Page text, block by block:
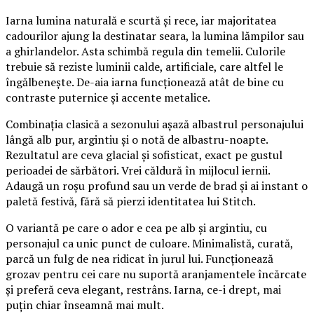
Iarna lumina naturală e scurtă și rece, iar majoritatea
cadourilor ajung la destinatar seara, la lumina lămpilor sau
a ghirlandelor. Asta schimbă regula din temelii. Culorile
trebuie să reziste luminii calde, artificiale, care altfel le
îngălbenește. De-aia iarna funcționează atât de bine cu
contraste puternice și accente metalice.
Combinația clasică a sezonului așază albastrul personajului
lângă alb pur, argintiu și o notă de albastru-noapte.
Rezultatul are ceva glacial și sofisticat, exact pe gustul
perioadei de sărbători. Vrei căldură în mijlocul iernii.
Adaugă un roșu profund sau un verde de brad și ai instant o
paletă festivă, fără să pierzi identitatea lui Stitch.
O variantă pe care o ador e cea pe alb și argintiu, cu
personajul ca unic punct de culoare. Minimalistă, curată,
parcă un fulg de nea ridicat în jurul lui. Funcționează
grozav pentru cei care nu suportă aranjamentele încărcate
și preferă ceva elegant, restrâns. Iarna, ce-i drept, mai
puțin chiar înseamnă mai mult.